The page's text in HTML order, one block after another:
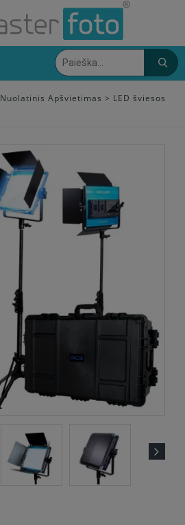
Nuolatinis Apšvietimas > LED šviesos